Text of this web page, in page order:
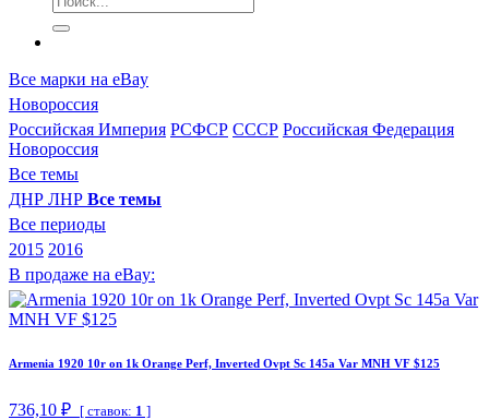
Все марки на eBay
Новороссия
Российская Империя РСФСР СССР Российская Федерация
Новороссия
Все темы
ДНР ЛНР Все темы
Все периоды
2015 2016
В продаже на eBay:
Armenia 1920 10r on 1k Orange Perf, Inverted Ovpt Sc 145a Var MNH VF $125
736,10 ₽ [ ставок: 1 ]